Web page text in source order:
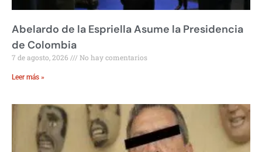
Abelardo de la Espriella Asume la Presidencia
de Colombia
7 de agosto, 2026 No hay comentarios
Leer más »